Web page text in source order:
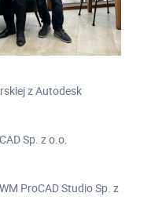
z Autodesk
Sp. z o.o.
ProCAD Studio Sp. z